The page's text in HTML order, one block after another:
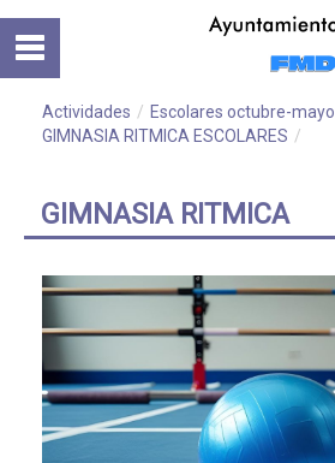
Normativa
Instalaciones
Actividades / Escolares octubre-mayo
GIMNASIA RITMICA ESCOLARES /
GIMNASIA RITMICA